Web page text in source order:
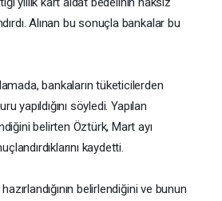
Alınan bu sonuçla bankalar bu
bankaların tüketicilerden
yapıldığını söyledi. Yapılan
belirten Öztürk, Mart ayı
kaydetti.
belirlendiğini ve bunun